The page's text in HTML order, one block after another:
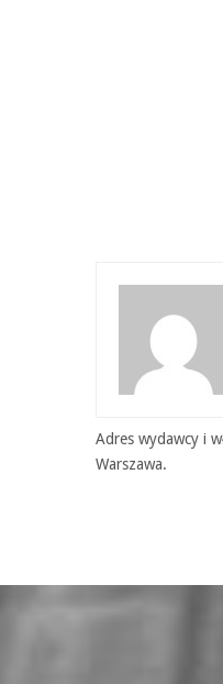
Adres wydawcy i
Warszawa.